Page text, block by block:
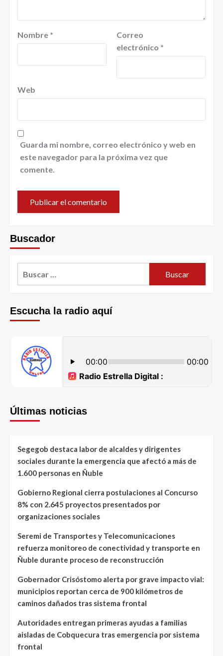
Nombre *
Correo
electrónico *
Web
Guarda mi nombre, correo electrónico y web en
este navegador para la próxima vez que
comente.
Buscador
Escucha la radio aquí
Últimas noticias
Segegob destaca labor de alcaldes y dirigentes
sociales durante la emergencia que afectó a más de
1.600 personas en Ñuble
Gobierno Regional cierra postulaciones al Concurso
8% con 2.645 proyectos presentados por
organizaciones sociales
Seremi de Transportes y Telecomunicaciones
refuerza monitoreo de conectividad y transporte en
Ñuble durante proceso de reconstrucción
Gobernador Crisóstomo alerta por grave impacto vial:
municipios reportan cerca de 900 kilómetros de
caminos dañados tras sistema frontal
Autoridades entregan primeras ayudas a familias
aisladas de Cobquecura tras emergencia por sistema
frontal